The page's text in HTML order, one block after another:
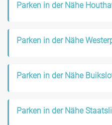
Parken in der Nähe
Parken in der Nähe
Parken in der Nähe
Parken in der Nähe